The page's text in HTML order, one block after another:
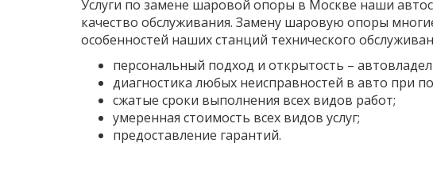
Услуги по замене шаровой опоры в Москве наши
качество обслуживания. Замену шаровую опоры
особенностей наших станций технического
персональный подход и открытость –
диагностика любых неисправностей в авто при
сжатые сроки выполнения всех видов работ;
умеренная стоимость всех видов услуг;
предоставление гарантий.